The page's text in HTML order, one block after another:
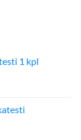
1 kpl